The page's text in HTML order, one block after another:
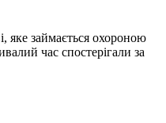
яке займається охороною
час спостерігали за